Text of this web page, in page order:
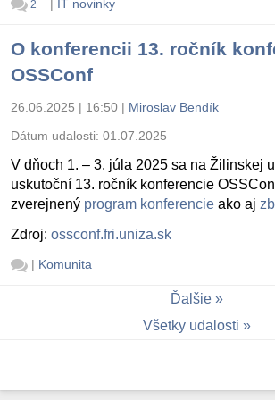
2 IT novinky
O konferencii 13. ročník
OSSConf
26.06.2025 | 16:50 | Miroslav Bendík
Dátum udalosti:01.07.2025
V dňoch 1. – 3. júla 2025 sa na Žilinskej
uskutoční 13. ročník konferencie
zverejnený program konferencie ako aj
Zdroj:ossconf.fri.uniza.sk
| Komunita
Ďalšie
Všetky udalosti